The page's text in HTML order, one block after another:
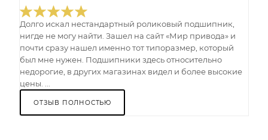
Долго искал нестандартный роликовый подшипник,
нигде не могу найти. Зашел на сайт «Мир привода» и
почти сразу нашел именно тот типоразмер, который
был мне нужен. Подшипники здесь относительно
недорогие, в других магазинах видел и более высокие
цены. ...
ОТЗЫВ ПОЛНОСТЬЮ